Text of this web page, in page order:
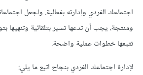
اجتماعك الفردي وإدارته بفعالية. ولجعل
ومنتجة، يجب أن تدعها تسير بتلقائية وتنهيها
تتبعها خطوات عملية واضحة.
لإدارة اجتماعك الفردي بنجاح اتبع ما يلي: